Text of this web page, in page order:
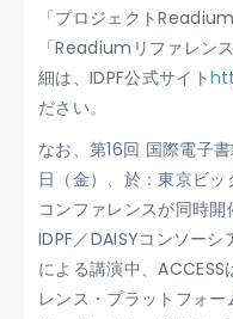
「プロジェクト
「Readiumリファレン
細は、IDPF公式サイト
ださい。
なお、第16回 国際電子
日（金）、於：東京ビッ
コンファレンスが同時開
IDPF／DAISYコンソー
による講演中、
レンス・プラットフォ